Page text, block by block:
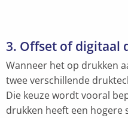
3. Offset of digitaal
Wanneer het op drukken
twee verschillende
Die keuze wordt vooral
drukken heeft een hogere